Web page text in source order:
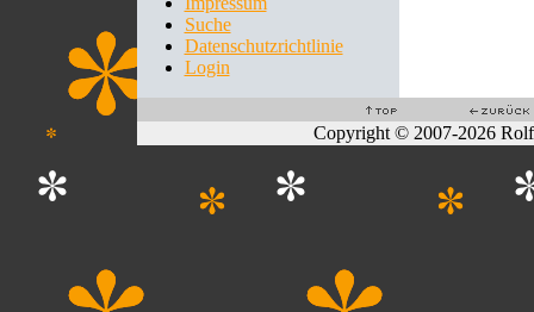
Suche
Datenschutzrichtlinie
Login
Copyright © 2007-2026